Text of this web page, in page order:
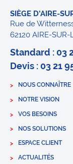
SIÈGE D’AIRE-
Rue de
62120 AIRE-SUR-
Standard : 03
Devis : 03 21
NOUS CONNAÎTRE
NOTRE VISION
VOS BESOINS
NOS SOLUTIONS
ESPACE CLIENT
ACTUALITÉS